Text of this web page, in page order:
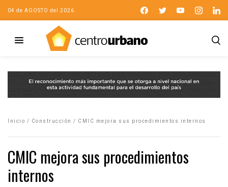
04 de AGOSTO del 2026
Inicio / Construcción / CMIC mejora sus procedimientos internos
CMIC mejora sus procedimientos
internos